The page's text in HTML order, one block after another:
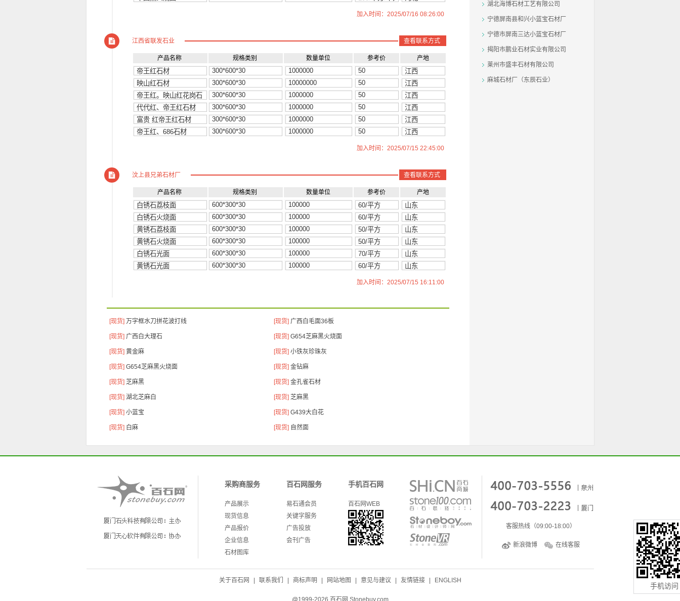
加入时间：2025/07/16 08:26:00
江西省联发石业 查看联系方式
产品名称 规格类别 数量单位 参考价 产地
加入时间：2025/07/15 22:45:00
汶上县兄弟石材厂 查看联系方式
产品名称 规格类别 数量单位 参考价 产地
加入时间：2025/07/15 16:11:00
[现货] 万字框水刀拼花波打线 [现货] 广西白毛面36板
[现货] 广西白大理石 [现货] G654芝麻黑火烧面
[现货] 黄金麻 [现货] 小铁灰珍珠灰
[现货] G654芝麻黑火烧面 [现货] 金钻麻
[现货] 芝麻黑 [现货] 金孔雀石材
[现货] 湖北芝麻白 [现货] 芝麻黑
[现货] 小蓝宝 [现货] G439大白花
[现货] 白麻 [现货] 自然面
司
湖北海博石材工艺有限公司
宁德屏南县和兴小蓝宝石材厂
宁德市屏南三达小蓝宝石材厂
揭阳市鹏业石材实业有限公司
莱州市盛丰石材有限公司
麻城石材厂（东辰石业）
采购商服务
产品展示
现货信息
产品报价
企业信息
石材图库
百石网服务
易石通会员
关键字服务
广告投放
会刊广告
手机百石网
百石网WEB
客服热线（09:00-18:00）
新浪微博 在线客服
关于百石网 联系我们 商标声明 网站地图 意见与建议 友情链接 ENGLISH
@1999-2026 百石网 Stonebuy.com
手机访问